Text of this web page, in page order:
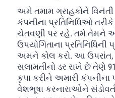
અમે તમામ ગ્રાહકોને
કંપનીના પ્રતિનિધિઓ
ચેતવણી પર રહે. તમે તેમને
ઉપયોગિતાના પ્રતિનિધિની
અમને કોલ કરો. આ ઉપરાંત,
સલામતીનો ડર રાખે છે તેણે
કૃપા કરીને અમારી
વેશભૂષા કરનારાઓને